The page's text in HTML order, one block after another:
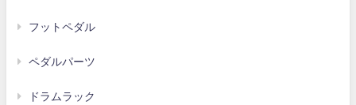
フットペダル
ペダルパーツ
ドラムラック